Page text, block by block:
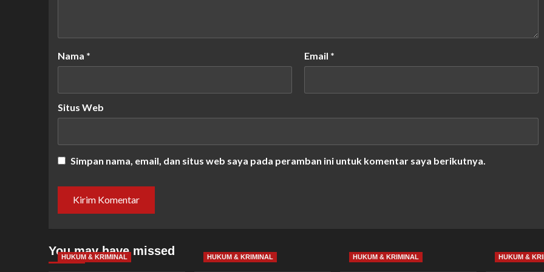
Nama * Email *
Situs Web
Simpan nama, email, dan situs web saya pada peramban ini untuk komentar saya berikutnya.
You may have missed
HUKUM & KRIMINAL HUKUM & KRIMINAL HUKUM & KRIMINAL HUKUM &